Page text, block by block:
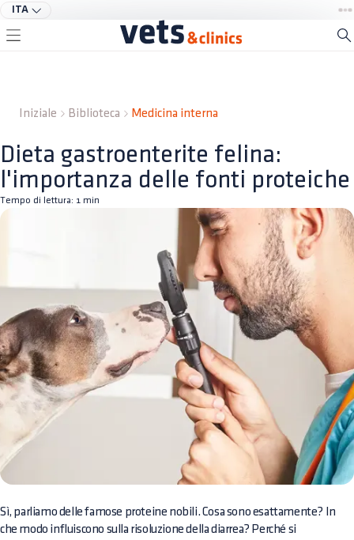
ITA
Iniziale Biblioteca Medicina interna
Dieta gastroenterite felina:
l'importanza delle fonti proteiche
Tempo di lettura: 1 min
Sì, parliamo delle famose proteine nobili. Cosa sono esattamente? In
che modo influiscono sulla risoluzione della diarrea? Perché si